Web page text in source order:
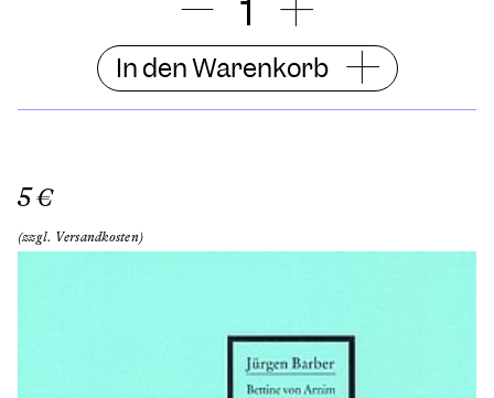
In den Warenkorb
5 €
(zzgl. Versandkosten)